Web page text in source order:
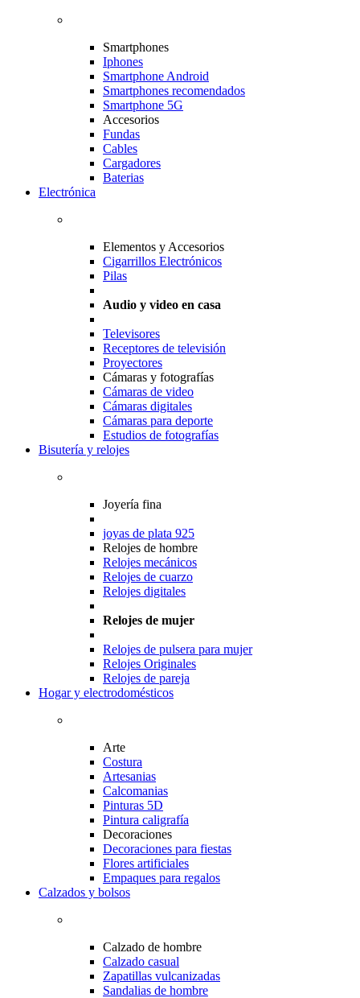
Smartphones
Iphones
Smartphone Android
Smartphones recomendados
Smartphone 5G
Accesorios
Fundas
Cables
Cargadores
Baterias
Electrónica
Elementos y Accesorios
Cigarrillos Electrónicos
Pilas
Audio y video en casa
Televisores
Receptores de televisión
Proyectores
Cámaras y fotografías
Cámaras de video
Cámaras digitales
Cámaras para deporte
Estudios de fotografías
Bisutería y relojes
Joyería fina
joyas de plata 925
Relojes de hombre
Relojes mecánicos
Relojes de cuarzo
Relojes digitales
Relojes de mujer
Relojes de pulsera para mujer
Relojes Originales
Relojes de pareja
Hogar y electrodomésticos
Arte
Costura
Artesanias
Calcomanias
Pinturas 5D
Pintura caligrafía
Decoraciones
Decoraciones para fiestas
Flores artificiales
Empaques para regalos
Calzados y bolsos
Calzado de hombre
Calzado casual
Zapatillas vulcanizadas
Sandalias de hombre